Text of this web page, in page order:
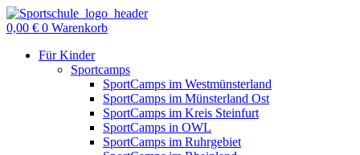
Zum
Inhalt
0,00 € 0 Warenkorb
Für Kinder
Sportcamps
SportCamps im Westmünsterland
SportCamps im Münsterland Ost
SportCamps im Kreis Steinfurt
SportCamps in OWL
SportCamps im Ruhrgebiet